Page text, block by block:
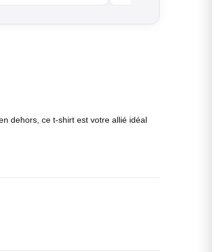
dehors, ce t-shirt est votre allié idéal